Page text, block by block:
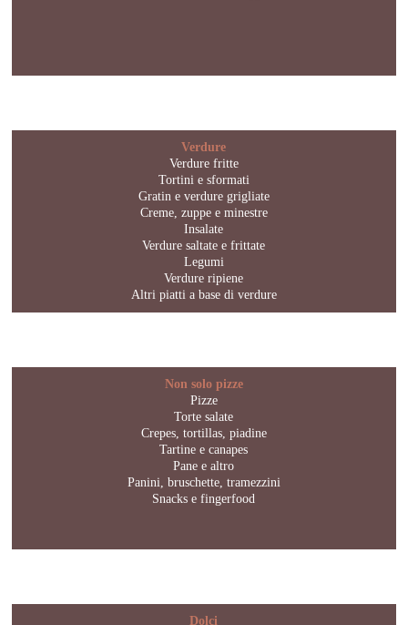
Verdure
Verdure fritte
Tortini e sformati
Gratin e verdure grigliate
Creme, zuppe e minestre
Insalate
Verdure saltate e frittate
Legumi
Verdure ripiene
Altri piatti a base di verdure
Non solo pizze
Pizze
Torte salate
Crepes, tortillas, piadine
Tartine e canapes
Pane e altro
Panini, bruschette, tramezzini
Snacks e fingerfood
Dolci